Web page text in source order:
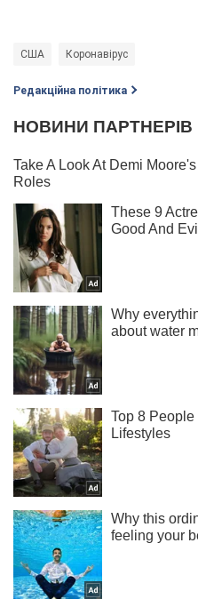
США Коронавірус
Редакційна політика